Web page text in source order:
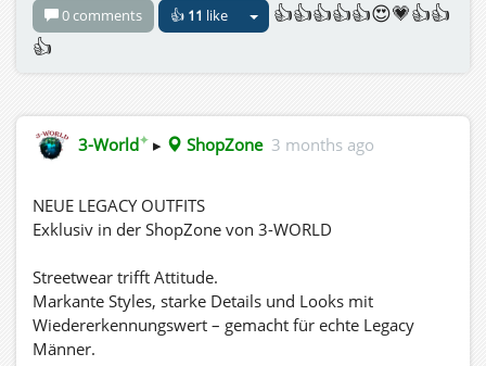
3-world.de:8002:ShopZone
0 comments 👍 11 like
👍👍👍👍👍😍💗👍👍
👍
3-World✦ ▸ ShopZone 3 months ago
NEUE LEGACY OUTFITS
Exklusiv in der ShopZone von 3-WORLD
Streetwear trifft Attitude.
Markante Styles, starke Details und Looks mit
Wiedererkennungswert – gemacht für echte Legacy
Männer.